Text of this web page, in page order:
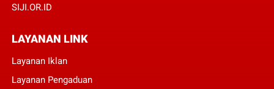
SIJI.OR.ID
LAYANAN LINK
Layanan Iklan
Layanan Pengaduan